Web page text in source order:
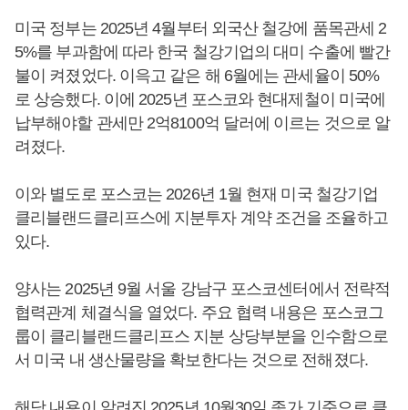
미국 정부는 2025년 4월부터 외국산 철강에 품목관세 2
5%를 부과함에 따라 한국 철강기업의 대미 수출에 빨간
불이 켜졌었다. 이윽고 같은 해 6월에는 관세율이 50%
로 상승했다. 이에 2025년 포스코와 현대제철이 미국에
납부해야할 관세만 2억8100억 달러에 이르는 것으로 알
려졌다.
이와 별도로 포스코는 2026년 1월 현재 미국 철강기업
클리블랜드클리프스에 지분투자 계약 조건을 조율하고
있다.
양사는 2025년 9월 서울 강남구 포스코센터에서 전략적
협력관계 체결식을 열었다. 주요 협력 내용은 포스코그
룹이 클리블랜드클리프스 지분 상당부분을 인수함으로
서 미국 내 생산물량을 확보한다는 것으로 전해졌다.